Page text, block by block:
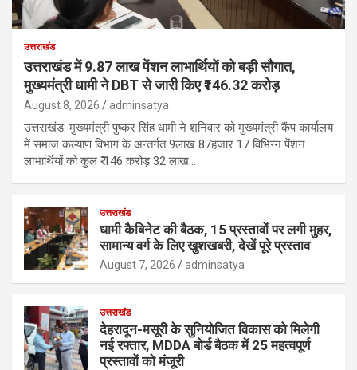
उत्तराखंड
उत्तराखंड में 9.87 लाख पेंशन लाभार्थियों को बड़ी सौगात,
मुख्यमंत्री धामी ने DBT से जारी किए ₹146.32 करोड़
August 8, 2026 adminsatya
उत्तराखंड: मुख्यमंत्री पुष्कर सिंह धामी ने शनिवार को मुख्यमंत्री कैंप कार्यालय
में समाज कल्याण विभाग के अन्तर्गत 9लाख 87हजार 17 विभिन्न पेंशन
लाभार्थियों को कुल ₹ 146 करोड़ 32 लाख…
उत्तराखंड
धामी कैबिनेट की बैठक, 15 प्रस्तावों पर लगी मुहर,
सामान्य वर्ग के लिए खुशखबरी, देखें पूरे प्रस्ताव
August 7, 2026 adminsatya
उत्तराखंड
देहरादून-मसूरी के सुनियोजित विकास को मिलेगी
नई रफ्तार, MDDA बोर्ड बैठक में 25 महत्वपूर्ण
प्रस्तावों को मंजूरी